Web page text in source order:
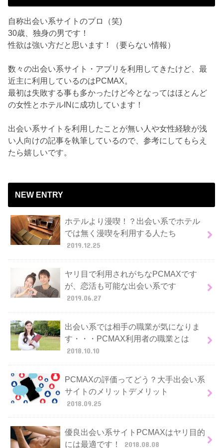
自称出会い系サイトのプロ（笑)
30歳、独身の男です！
性欲は強い方だと思います！（要らない情報）
数々の出会い系サイト・アプリを利用してきたけど、最
近主に利用しているのはPCMAX。
最初は失敗する事も多かったけど今となってはほとんど
の女性とホテルINに成功しています！
出会い系サイトを利用したことが無い人や女性経験が浅
い人向けの記事を執筆しているので、参考にしてもらえ
たら嬉しいです。
NEW ENTRY
ホテルより漫喫！？出会い系でホテル
では無く漫喫を利用する人たち
2019.12.25
ヤリ目で利用されがちなPCMAXです
が、恋活も可能な出会い系です
2019.06.27
出会い系では相手の職業が気になりま
す・・・PCMAX利用者の職業とは
2018.10.10
PCMAXの評価ってどう？大手出会い系
サイトのメリットデメリット
2018.09.25
優良出会い系サイトPCMAXはヤリ目的
には最適です！
2018.08.08